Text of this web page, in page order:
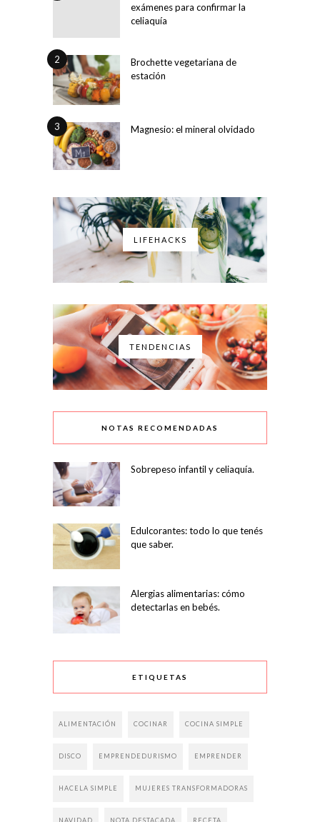
exámenes para confirmar la
celiaquía
2
Brochette vegetariana de
estación
3 Magnesio: el mineral olvidado
LIFEHACKS
TENDENCIAS
NOTAS RECOMENDADAS
Sobrepeso infantil y celiaquía.
Edulcorantes: todo lo que tenés
que saber.
Alergias alimentarias: cómo
detectarlas en bebés.
ETIQUETAS
ALIMENTACIÓN COCINAR COCINA SIMPLE
DISCO EMPRENDEDURISMO EMPRENDER
HACELA SIMPLE MUJERES TRANSFORMADORAS
NAVIDAD NOTA DESTACADA RECETA